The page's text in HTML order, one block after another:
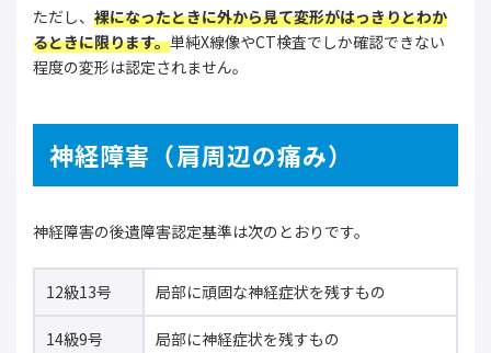
ただし、 裸になったときに外から見て変形がはっきりとわか
るときに限ります。単純X線像やCT検査でしか確認できない
程度の変形は認定されません。
神経障害（肩周辺の痛み）
神経障害の後遺障害認定基準は次のとおりです。
12級13号 局部に頑固な神経症状を残すもの
14級9号 局部に神経症状を残すもの